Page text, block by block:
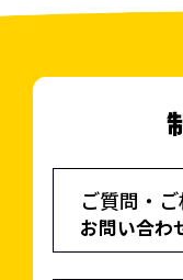
ご質問・
お問い合わ